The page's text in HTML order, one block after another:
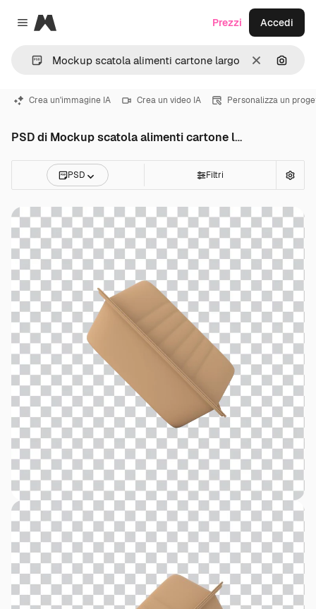
Close menu
Magnific
CancellaCerca
Prezzi Accedi
Crea un'immagine IA Crea un video IA Personalizza un
PSD di Mockup scatola alimenti cartone largo
PSD Filtri